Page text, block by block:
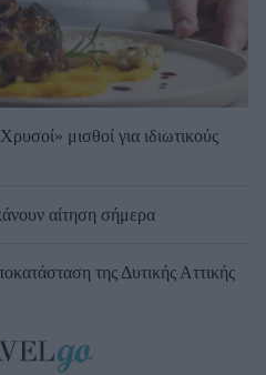
μισθοί για ιδιωτικούς
αίτηση σήμερα
της Δυτικής Αττικής